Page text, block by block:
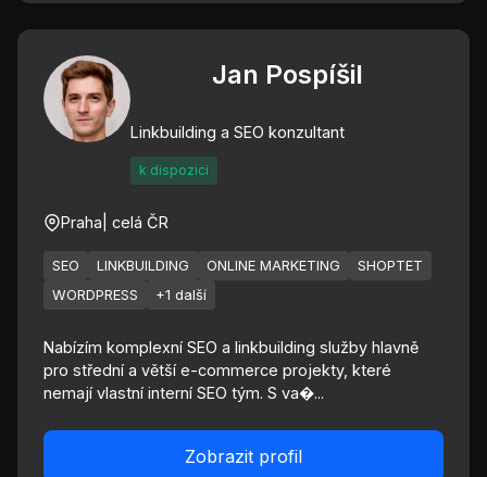
Jan Pospíšil
Linkbuilding a SEO konzultant
k dispozici
Praha | celá ČR
SEO LINKBUILDING ONLINE MARKETING
SHOPTET
WORDPRESS
+1 další
Nabízím komplexní SEO a linkbuilding služby hlavně
pro střední a větší e-commerce projekty, které
nemají vlastní interní SEO tým. S va�...
Zobrazit profil